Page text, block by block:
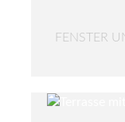
FENSTER